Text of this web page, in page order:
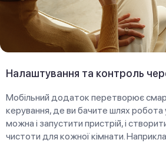
Налаштування та контроль
Мобільний додаток перетворює
керування, де ви бачите шлях робота
можна і запустити пристрій, і
чистоти для кожної кімнати.